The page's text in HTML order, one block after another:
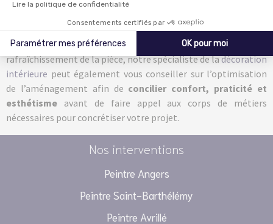
Lire la politique de confidentialité
Consentements certifiés par
Paramétrer mes préférences OK pour moi
Axeptio consent
Plateforme de Gestion du Consentement : Personnalisez
Notre plateforme vous permet d'adapter et de gérer vos
par pièce et vous assurons de la viabilité de votre projet en
fonction de votre budget et de vos envies. Outre le
rafraîchissement de la pièce, notre spécialiste de ladécoration
intérieure peut également vous conseiller sur l’optimisation
de l’aménagement afin de concilier confort, praticité et
esthétisme avant de faire appel aux corps de métiers
nécessaires pour concrétiser votre projet.
Nos interventions
Peintre Angers
Peintre Saint-Barthélémy
Peintre Avrillé